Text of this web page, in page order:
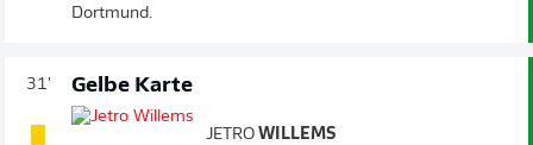
Dortmund.
31' Gelbe Karte
JETRO WILLEMS